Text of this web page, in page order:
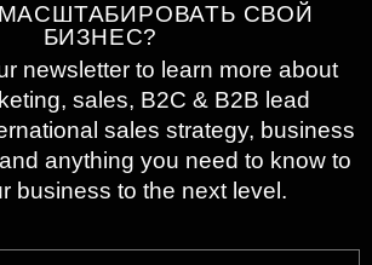
СВОЙ
БИЗНЕС?
newsletter to learn more about
sales, B2C & B2B lead
sales strategy, business
anything you need to know to
business to the next level.